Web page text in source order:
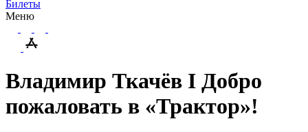
Билеты
Меню
Владимир Ткачёв I Добро
пожаловать в «Трактор»!